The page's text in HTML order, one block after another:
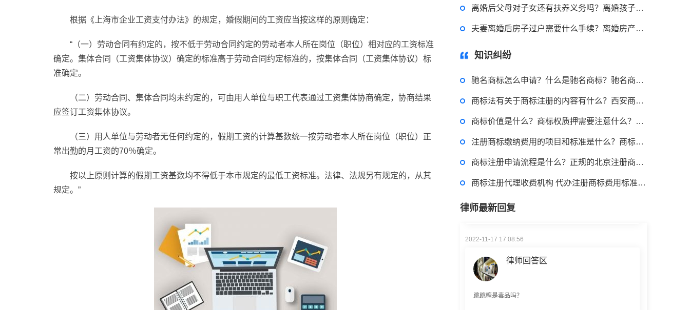
根据《上海市企业工资支付办法》的规定，婚假期间的工资应当按这样的原则确定：
“（一）劳动合同有约定的，按不低于劳动合同约定的劳动者本人所在岗位（职位）相对应的工资标准
确定。集体合同（工资集体协议）确定的标准高于劳动合同约定标准的，按集体合同（工资集体协议）标
准确定。
（二）劳动合同、集体合同均未约定的，可由用人单位与职工代表通过工资集体协商确定，协商结果
应签订工资集体协议。
（三）用人单位与劳动者无任何约定的，假期工资的计算基数统一按劳动者本人所在岗位（职位）正
常出勤的月工资的70％确定。
按以上原则计算的假期工资基数均不得低于本市规定的最低工资标准。法律、法规另有规定的，从其
规定。”
离婚后父母对子女还有扶养义务吗？离婚孩子的抚养权的判定标准是什么？
夫妻离婚后房子过户需要什么手续？离婚房产过户需要提交哪些资料？
知识纠纷
驰名商标怎么申请？什么是驰名商标？驰名商标有什么作用？
商标法有关于商标注册的内容有什么？西安商标注册流程是怎样的？
商标价值是什么？商标权质押需要注意什么？商标专用权如何质押？
注册商标缴纳费用的项目和标准是什么？商标地址变更流程是什么？
商标注册申请流程是什么？正规的北京注册商标怎么办理？
商标注册代理收费机构 代办注册商标费用标准是什么？
律师最新回复
高楼住宅玻璃炸裂应该找谁处理
退休职工涨工资最新消息 退休人员涨工资注意事项有哪些？
律师回答区
跳跳糖是毒品吗？